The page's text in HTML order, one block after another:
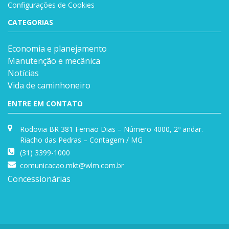
Configurações de Cookies
CATEGORIAS
Economia e planejamento
Manutenção e mecânica
Notícias
Vida de caminhoneiro
ENTRE EM CONTATO
Rodovia BR 381 Fernão Dias – Número 4000, 2º andar.
Riacho das Pedras – Contagem / MG
(31) 3399-1000
comunicacao.mkt@wlm.com.br
Concessionárias